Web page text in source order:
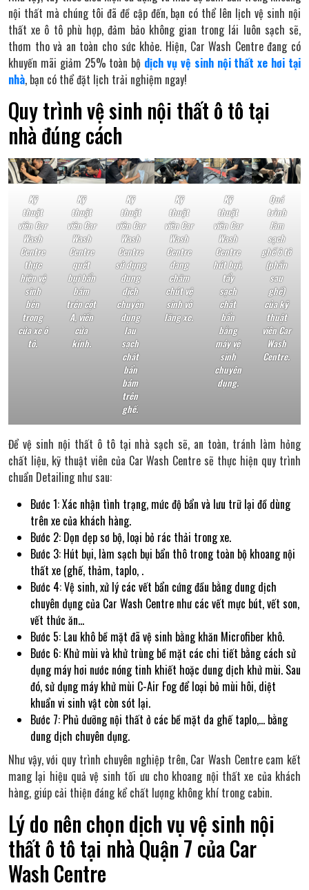
nội thất mà chúng tôi đã đề cập đến, bạn có thể lên lịch vệ sinh nội
thất xe ô tô phù hợp, đảm bảo không gian trong lái luôn sạch sẽ,
thơm tho và an toàn cho sức khỏe. Hiện, Car Wash Centre đang có
khuyến mãi giảm 25% toàn bộ dịch vụ vệ sinh nội thất xe hơi tại
nhà, bạn có thể đặt lịch trải nghiệm ngay!
Quy trình vệ sinh nội thất ô tô tại
nhà đúng cách
Kỹ
thuật
viên Car
Wash
Centre
thực
hiện vệ
sinh
bên
trong
cửa xe ô
tô.
Kỹ
thuật
viên Car
Wash
Centre
quét
bụi bẩn
bám
trên cột
A, viền
cửa
kính.
Kỹ
thuật
viên Car
Wash
Centre
sử dụng
dung
dịch
chuyên
dụng
lau
sạch
chất
bẩn
bám
trên
ghế.
Kỹ
thuật
viên Car
Wash
Centre
đang
chăm
chút vệ
sinh vô
lăng xe.
Kỹ
thuật
viên Car
Wash
Centre
hút bụi,
tẩy
sạch
chất
bẩn
bằng
máy vệ
sinh
chuyên
dụng.
Quá
trình
làm
sạch
ghế ô tô
(phần
sau
ghế)
của kỹ
thuật
viên Car
Wash
Centre.
Để vệ sinh nội thất ô tô tại nhà sạch sẽ, an toàn, tránh làm hỏng
chất liệu, kỹ thuật viên của Car Wash Centre sẽ thực hiện quy trình
chuẩn Detailing như sau:
Bước 1: Xác nhận tình trạng, mức độ bẩn và lưu trữ lại đồ dùng
trên xe của khách hàng.
Bước 2: Dọn dẹp sơ bộ, loại bỏ rác thải trong xe.
Bước 3: Hút bụi, làm sạch bụi bẩn thô trong toàn bộ khoang nội
thất xe (ghế, thảm, taplo, .
Bước 4: Vệ sinh, xử lý các vết bẩn cứng đầu bằng dung dịch
chuyên dụng của Car Wash Centre như các vết mực bút, vết son,
vết thức ăn…
Bước 5: Lau khô bề mặt đã vệ sinh bằng khăn Microfiber khô.
Bước 6: Khử mùi và khử trùng bề mặt các chi tiết bằng cách sử
dụng máy hơi nước nóng tinh khiết hoặc dung dịch khử mùi. Sau
đó, sử dụng máy khử mùi C-Air Fog để loại bỏ mùi hôi, diệt
khuẩn vi sinh vật còn sót lại.
Bước 7: Phủ dưỡng nội thất ở các bề mặt da ghế taplo,… bằng
dung dịch chuyên dụng.
Như vậy, với quy trình chuyên nghiệp trên, Car Wash Centre cam kết
mang lại hiệu quả vệ sinh tối ưu cho khoang nội thất xe của khách
hàng, giúp cải thiện đáng kể chất lượng không khí trong cabin.
Lý do nên chọn dịch vụ vệ sinh nội
thất ô tô tại nhà Quận 7 của Car
Wash Centre